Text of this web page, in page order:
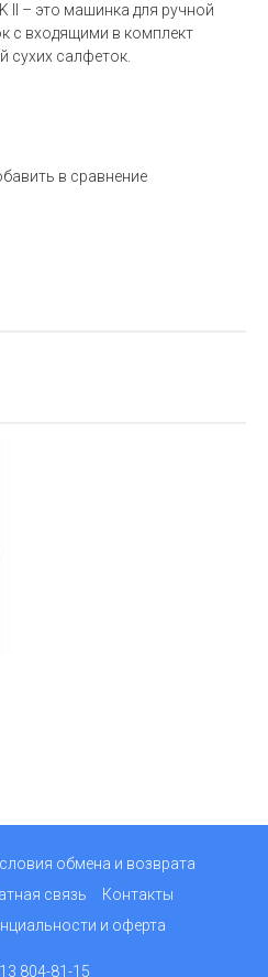
II – это машинка для ручной
с входящими в комплект
салфеток.
в сравнение
обмена и возврата
связь
Контакты
и оферта
804-81-15